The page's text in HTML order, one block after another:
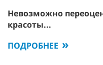
Невозможно
красоты...
ПОДРОБНЕЕ